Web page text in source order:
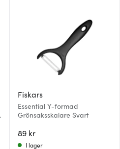
Fiskars
Essential Y-formad
Grönsaksskalare Svart
89 kr
I lager